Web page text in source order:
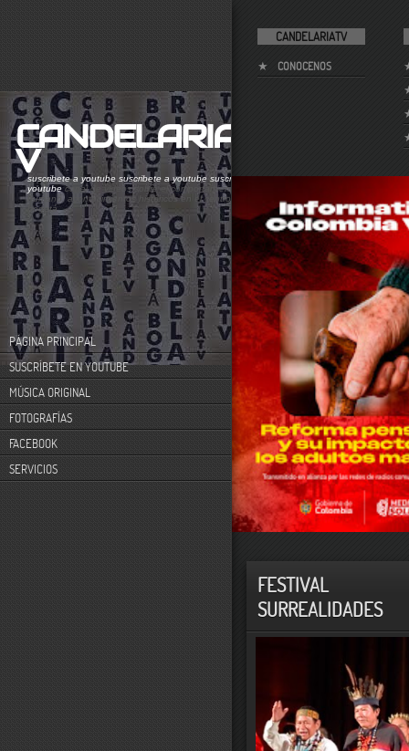
CANDELARIATV
CONOCENOS
CANDELARIAT
Vsuscribete a youtube suscribete a youtube suscribete a
youtubecanal de videos sobre el comportamiento
humano. acontecimientos históricos en el centro de
bogotá
PÁGINA PRINCIPAL
SUSCRÍBETE EN YOUTUBE
MÚSICA ORIGINAL
FOTOGRAFÍAS
FACEBOOK
SERVICIOS
FESTIVAL
SURREALIDADES